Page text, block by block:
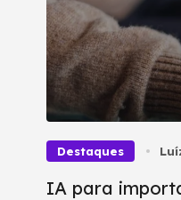
Destaques
IA para